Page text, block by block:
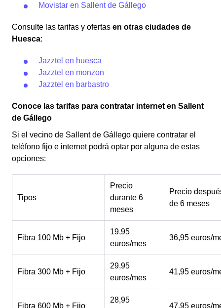
Movistar en Sallent de Gállego
Consulte las tarifas y ofertas en otras ciudades de
Huesca:
Jazztel en huesca
Jazztel en monzon
Jazztel en barbastro
Conoce las tarifas para contratar internet en Sallent
de Gállego
Si el vecino de Sallent de Gállego quiere contratar el
teléfono fijo e internet podrá optar por alguna de estas
opciones:
Tipos
Precio
durante 6
meses
Precio
de 6 meses
Fibra 100 Mb + Fijo
19,95
euros/mes
36,95 euros/
Fibra 300 Mb + Fijo
29,95
euros/mes
41,95 euros/
Fibra 600 Mb + Fijo
28,95
47,95 euros/